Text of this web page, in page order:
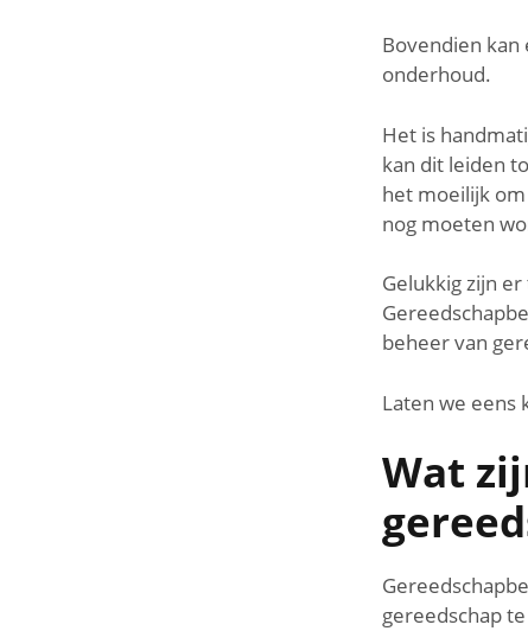
Bovendien
onderhoud.
Het is
kan dit leiden
het moeilijk
nog moeten
Gelukkig zijn
beheer van
Laten we eens
Wat
gereedschap